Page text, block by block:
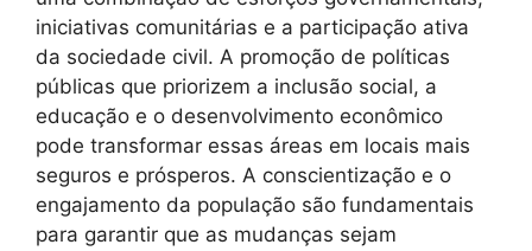
iniciativas comunitárias e a participação ativa
da sociedade civil. A promoção de políticas
públicas que priorizem a inclusão social, a
educação e o desenvolvimento econômico
pode transformar essas áreas em locais mais
seguros e prósperos. A conscientização e o
engajamento da população são fundamentais
para garantir que as mudanças sejam